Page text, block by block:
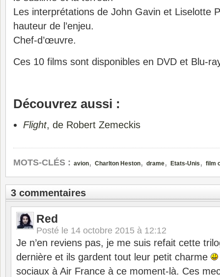
Les interprétations de John Gavin et Liselotte
hauteur de l’enjeu.
Chef-d’œuvre.
Ces 10 films sont disponibles en DVD et Blu-
Découvrez aussi :
Flight, de Robert Zemeckis
MOTS-CLÉS : avion, Charlton Heston, drame, Etats-Unis , film
3 commentaires
Red
Posté le 14 octobre 2015 à 12:12
Je n’en reviens pas, je me suis refait cette
dernière et ils gardent tout leur petit charme
sociaux à Air France à ce moment-là. Ces